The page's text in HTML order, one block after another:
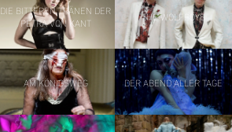
DIE BITTEREN TRÄNEN DER
PETRA VON KANT THE WOLFBOYS
AM KÖNIGSWEG DER ABEND ALLER TAGE